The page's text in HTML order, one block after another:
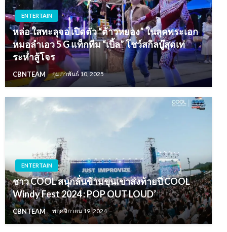
ENTERTAIN
หล่อ ใสทะลุจอ เปิดตัว “ต้าวหยอง” ในลุคพระเอก
หมอลำเอว 5 G แท็กทีม “เบิ้ล” โชว์สกิลบู๊สุดเท่
ระห่ำสู้โจร
CBNTEAM กุมภาพันธ์ 10, 2025
ENTERTAIN
ชาว COOL สนุกลั่นข้ามขุนเขาส่งท้ายปี COOL
Windy Fest 2024 : POP OUT LOUD’
CBNTEAM พฤศจิกายน 19, 2024